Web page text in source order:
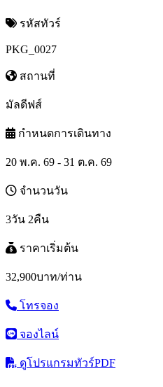
รหัสทัวร์
PKG_0027
สถานที่
มัลดีฟส์
กำหนดการเดินทาง
20 พ.ค. 69 - 31 ต.ค. 69
จำนวนวัน
3วัน 2คืน
ราคาเริ่มต้น
32,900บาท/ท่าน
โทรจอง
จองไลน์
ดูโปรแกรมทัวร์PDF